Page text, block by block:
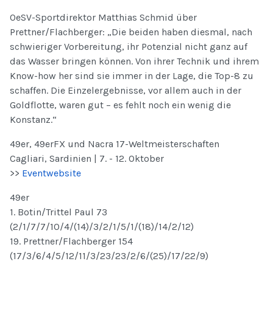
OeSV-Sportdirektor Matthias Schmid über
Prettner/Flachberger: „Die beiden haben diesmal, nach
schwieriger Vorbereitung, ihr Potenzial nicht ganz auf
das Wasser bringen können. Von ihrer Technik und ihrem
Know-how her sind sie immer in der Lage, die Top-8 zu
schaffen. Die Einzelergebnisse, vor allem auch in der
Goldflotte, waren gut – es fehlt noch ein wenig die
Konstanz.“
49er, 49erFX und Nacra 17-Weltmeisterschaften
Cagliari, Sardinien | 7. - 12. Oktober
>> Eventwebsite
49er
1. Botin/Trittel Paul 73
(2/1/7/7/10/4/(14)/3/2/1/5/1/(18)/14/2/12)
19. Prettner/Flachberger 154
(17/3/6/4/5/12/11/3/23/23/2/6/(25)/17/22/9)